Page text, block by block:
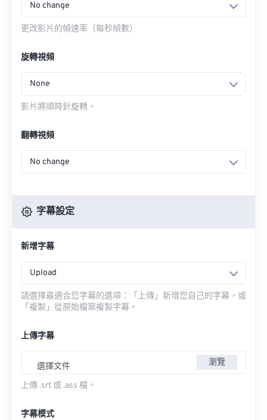
No change
更改影片的幀速率（每秒幀數）
旋轉視頻
None
影片將順時針旋轉。
翻轉視頻
No change
字幕設定
新增字幕
Upload
請選擇最適合您字幕的選項：「上傳」新增您自己的字幕，或
「複製」從原始檔案複製字幕。
上傳字幕
選擇文件 瀏覽
上傳 .srt 或 .ass 檔。
字幕模式